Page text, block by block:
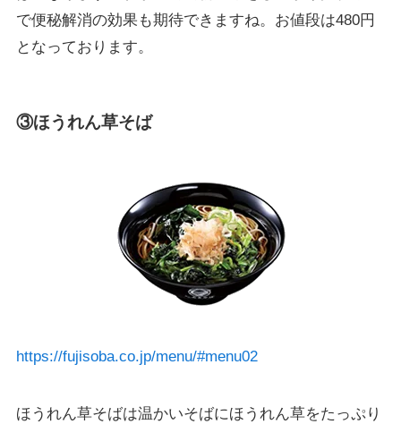
で便秘解消の効果も期待できますね。お値段は480円
となっております。
③ほうれん草そば
https://fujisoba.co.jp/menu/#menu02
ほうれん草そばは温かいそばにほうれん草をたっぷり